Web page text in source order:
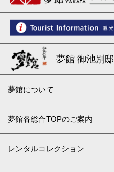
夢館 御池別邸
夢館について
夢館各総合TOPのご案内
レンタルコレクション